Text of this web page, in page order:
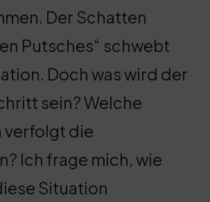
Der Schatten
Putsches“ schwebt
Doch was wird der
sein? Welche
verfolgt die
Ich frage mich, wie
Situation